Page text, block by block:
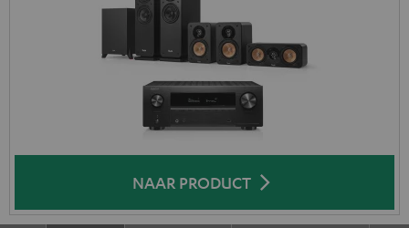
NAAR PRODUCT